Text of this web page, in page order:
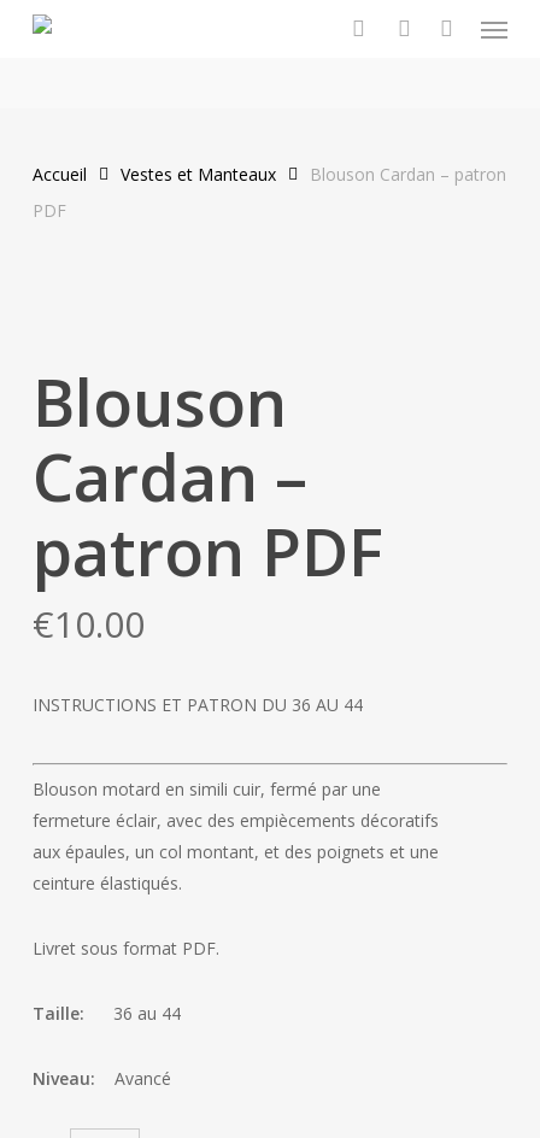
Menu
Accueil Vestes et Manteaux
Blouson Cardan – patron
PDF
Blouson
Cardan –
patron PDF
€10.00
INSTRUCTIONS ET PATRON DU 36 AU 44
Blouson motard en simili cuir, fermé par une
fermeture éclair, avec des empiècements décoratifs
aux épaules, un col montant, et des poignets et une
ceinture élastiqués.
Livret sous format PDF.
Taille: 36 au 44
Niveau: Avancé